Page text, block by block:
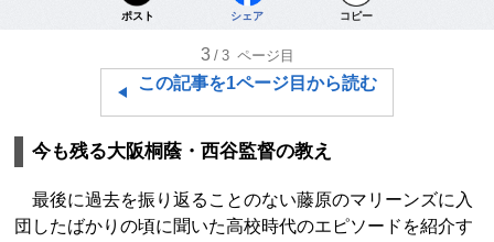
ポスト シェア コピー
3 /3 ページ目
この記事を1ページ目から読む
今も残る大阪桐蔭・西谷監督の教え
最後に過去を振り返ることのない藤原のマリーンズに入
団したばかりの頃に聞いた高校時代のエピソードを紹介す